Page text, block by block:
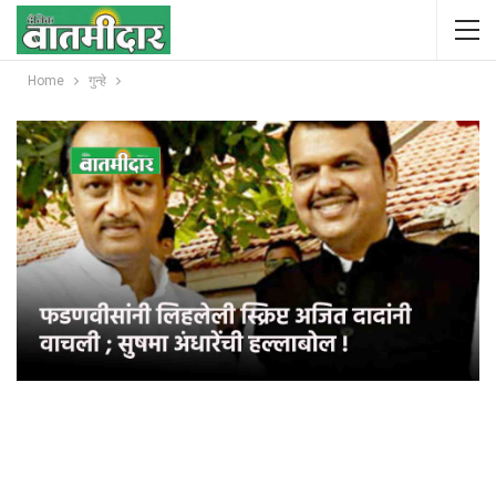
Home गुन्हे